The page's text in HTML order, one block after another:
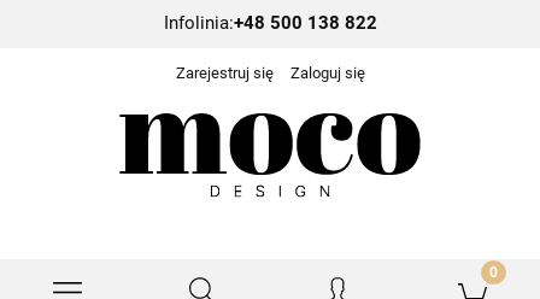
Infolinia:+48 500 138 822
Zarejestruj się Zaloguj się